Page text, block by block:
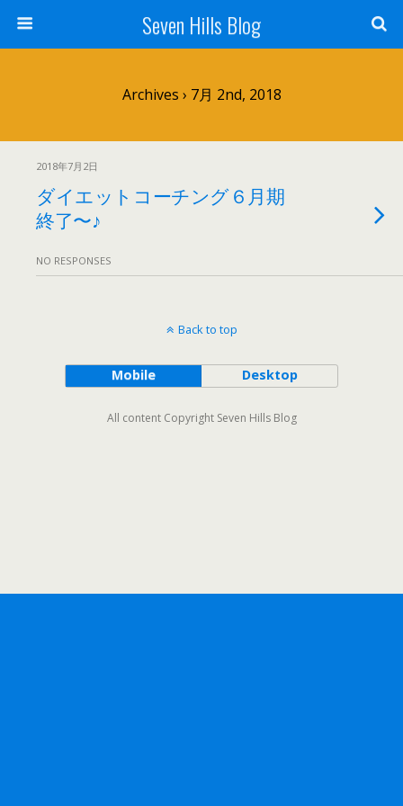
Seven Hills Blog
Archives › 7月 2nd, 2018
2018年7月2日
ダイエットコーチング６月期
終了〜♪
NO RESPONSES
Back to top
Mobile Desktop
All content Copyright Seven Hills Blog